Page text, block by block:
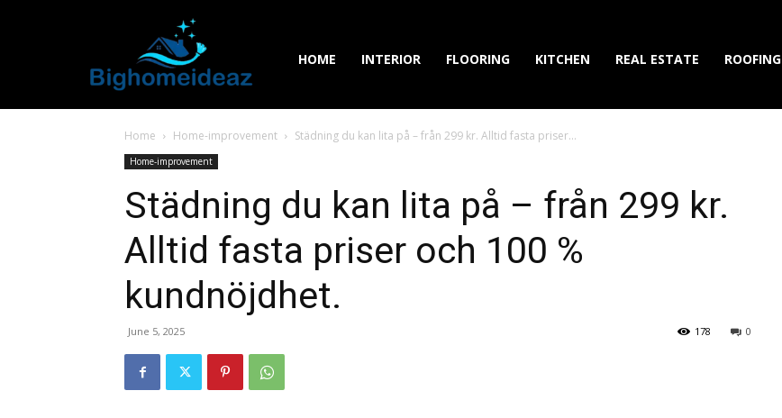
HOME INTERIOR FLOORING KITCHEN REAL ESTATE ROOFING
Home Home-improvement Städning du kan lita på – från 299 kr. Alltid fasta priser...
Home-improvement
Städning du kan lita på – från 299 kr.
Alltid fasta priser och 100 %
kundnöjdhet.
June 5, 2025 0
178